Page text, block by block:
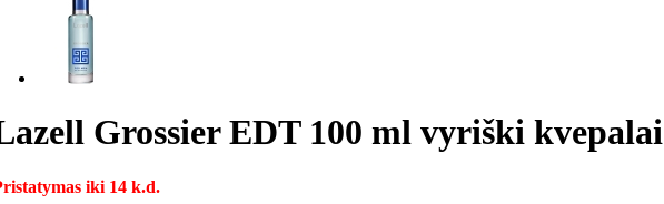
Grossier EDT 100 ml vyriški kvepalai
iki 14 k.d.